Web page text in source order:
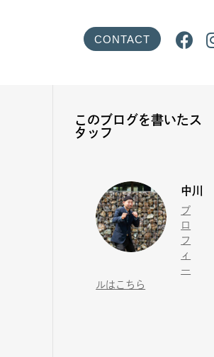
CONTACT 
このブログを書いたス
タッフ
中川
プ
ロ
フ
ィ
ー
ルはこちら